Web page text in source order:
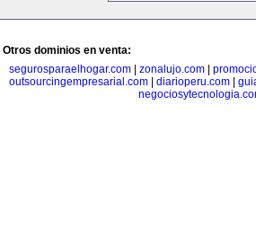
Otros dominios en venta:
segurosparaelhogar.com| zonalujo.com|
outsourcingempresarial.com| diarioperu.com|